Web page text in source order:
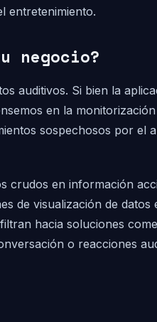
entretenimiento.
negocio?
auditivos. Si bien la
en la
sospechosos por el
crudos en información
de visualización de datos
hacia soluciones
o reacciones